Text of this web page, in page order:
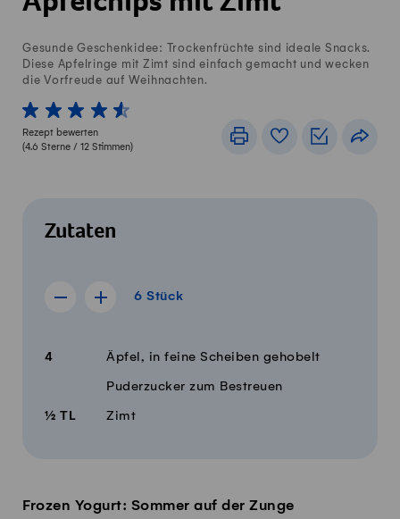
Gesunde Geschenkidee: Trockenfrüchte sind ideale Snacks.
Diese Apfelringe mit Zimt sind einfach gemacht und wecken
die Vorfreude auf Weihnachten.
1 von 5 Sterne
2 von 5 Sterne
3 von 5 Sterne
4 von 5 Sterne
5 von 5 Sterne
Rezept bewerten
(4.6 Sterne / 12 Stimmen)
DruckenRezeptbuch
Zutaten
Rezept für 5 Stück anzeigen
Rezept für 7 Stück anzeigen
6 Stück
Menge Zutaten
4 Äpfel, in feine Scheiben gehobelt
Puderzucker zum Bestreuen
½ TL Zimt
Frozen Yogurt: Sommer auf der Zunge